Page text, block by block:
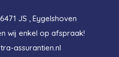
JS , Eygelshoven
wij enkel op afspraak!
assurantien.nl